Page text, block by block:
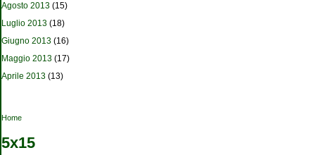
Agosto 2013 (15)
Luglio 2013 (18)
Giugno 2013 (16)
Maggio 2013 (17)
Aprile 2013 (13)
Tu sei qui
Home
5x15